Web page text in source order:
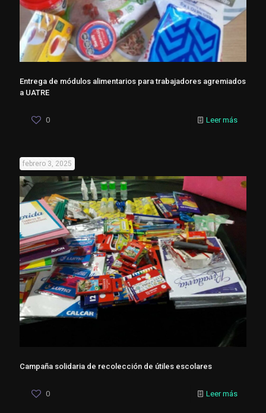
Entrega de módulos alimentarios para trabajadores agremiados
a UATRE
0 Leer más
febrero 3, 2025
Campaña solidaria de recolección de útiles escolares
0 Leer más